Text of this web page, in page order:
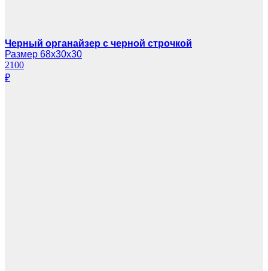
Черный органайзер с черной строчкой
Размер 68х30х30
2100
₽